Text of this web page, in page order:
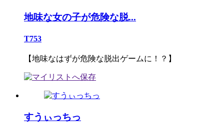
地味な女の子が危険な脱...
T753
【地味なはずが危険な脱出ゲームに！？】
すうぃっちっ